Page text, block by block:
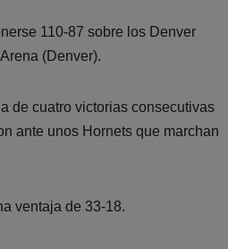
110-87 sobre los Denver
(Denver).
de cuatro victorias consecutivas
ante unos Hornets que marchan
ventaja de 33-18.